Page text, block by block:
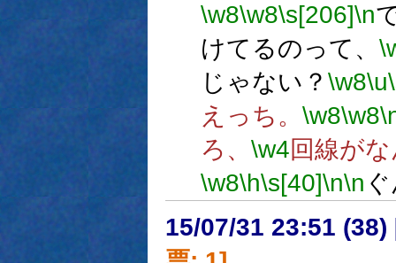
\w8\w8\s[206]\n
けてるのって、
じゃない？ \w8\u
えっち。 \w8\w8
ろ、 \w4回線が
\w8\h\s[40]\n\n
15/07/31 23:51 (38)